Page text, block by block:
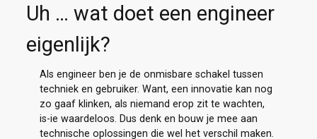
Uh … wat doet een engineer
eigenlijk?
Als engineer ben je de onmisbare schakel tussen
techniek en gebruiker. Want, een innovatie kan nog
zo gaaf klinken, als niemand erop zit te wachten,
is-ie waardeloos. Dus denk en bouw je mee aan
technische oplossingen die wel het verschil maken.